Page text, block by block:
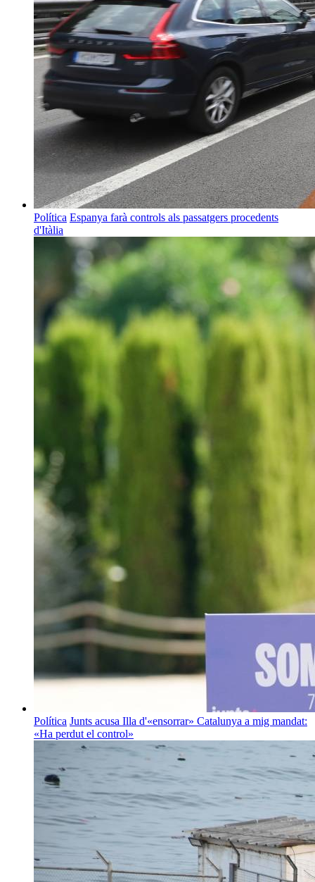
Política Espanya farà controls als passatgers procedents
d'Itàlia
Política Junts acusa Illa d'«ensorrar» Catalunya a mig mandat:
«Ha perdut el control»